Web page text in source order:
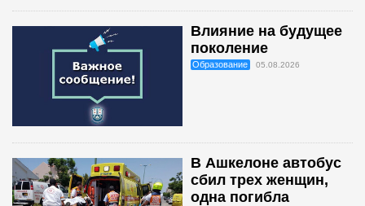
Влияние на будущее
поколение
Образование 05.08.2026
В Ашкелоне автобус
сбил трех женщин,
одна погибла